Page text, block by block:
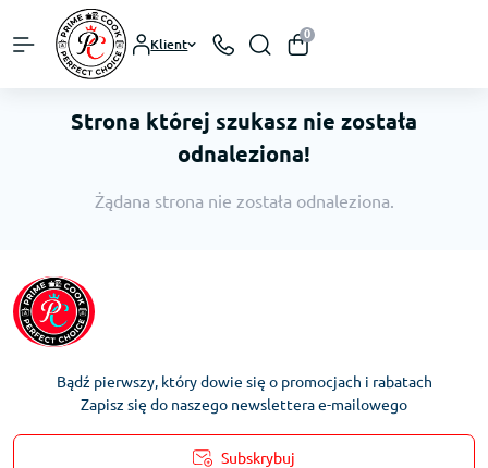
Klient
0
Strona której szukasz nie została
odnaleziona!
Żądana strona nie została odnaleziona.
Bądź pierwszy, który dowie się o promocjach i rabatach
Zapisz się do naszego newslettera e-mailowego
Subskrybuj